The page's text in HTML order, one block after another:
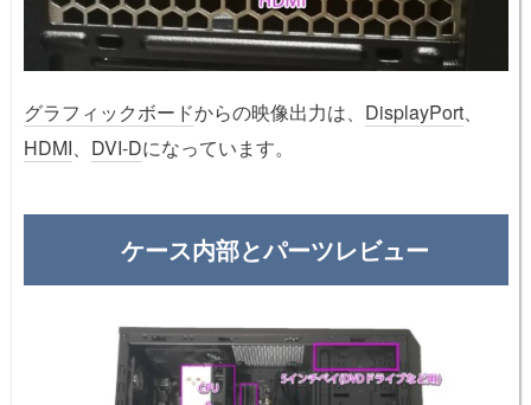
グラフィックボードからの映像出力は、 DisplayPort、
HDMI、 DVI-Dになっています。
ケース内部とパーツレビュー